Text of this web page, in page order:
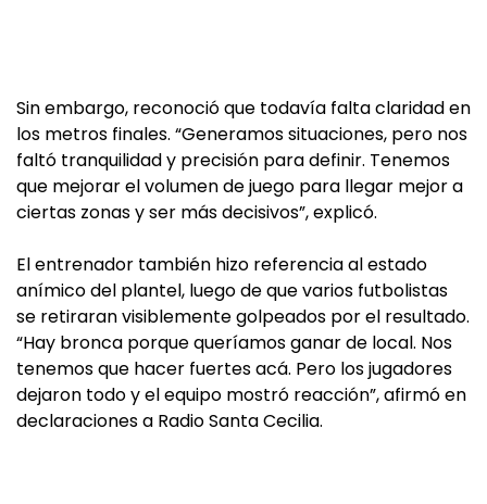
Sin embargo, reconoció que todavía falta claridad en
los metros finales. “Generamos situaciones, pero nos
faltó tranquilidad y precisión para definir. Tenemos
que mejorar el volumen de juego para llegar mejor a
ciertas zonas y ser más decisivos”, explicó.
El entrenador también hizo referencia al estado
anímico del plantel, luego de que varios futbolistas
se retiraran visiblemente golpeados por el resultado.
“Hay bronca porque queríamos ganar de local. Nos
tenemos que hacer fuertes acá. Pero los jugadores
dejaron todo y el equipo mostró reacción”, afirmó en
declaraciones a Radio Santa Cecilia.